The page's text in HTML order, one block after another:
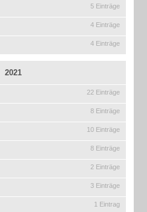
5 Einträge
4 Einträge
4 Einträge
2021
22 Einträge
8 Einträge
10 Einträge
8 Einträge
2 Einträge
3 Einträge
1 Eintrag